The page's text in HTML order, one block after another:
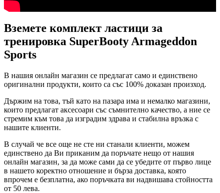
Вземете комплект ластици за
тренировка SuperBooty Armageddon
Sports
В нашия онлайн магазин се предлагат само и единствено
оригинални продукти, които са със 100% доказан произход.
Държим на това, тъй като на пазара има и немалко магазини,
които предлагат аксесоари със съмнително качество, а ние се
стремим към това да изградим здрава и стабилна връзка с
нашите клиенти.
В случай че все още не сте ни станали клиенти, можем
единствено да Ви приканим да поръчате нещо от нашия
онлайн магазин, за да може сами да се убедите от първо лице
в нашето коректно отношение и бърза доставка, която
впрочем е безплатна, ако поръчката ви надвишава стойността
от 50 лева.